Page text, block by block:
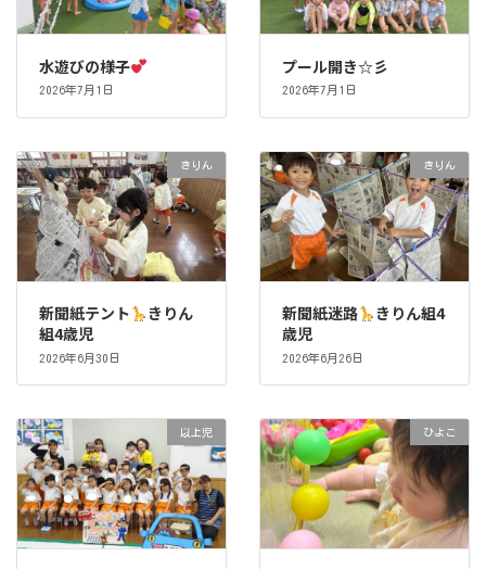
水遊びの様子
2026年7月1日
プール開き☆彡
2026年7月1日
きりん
新聞紙テント
きりん
組4歳児
2026年6月30日
きりん
新聞紙迷路
きりん組4
歳児
2026年6月26日
以上児 ひよこ